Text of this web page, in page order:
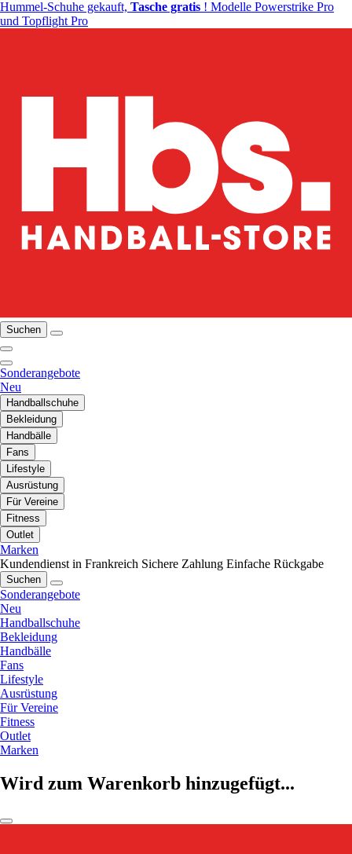
Hummel-Schuhe gekauft, Tasche gratis ! Modelle Powerstrike Pro
und Topflight Pro
Suchen
Sonderangebote
Neu
Handballschuhe
Bekleidung
Handbälle
Fans
Lifestyle
Ausrüstung
Für Vereine
Fitness
Outlet
Marken
Kundendienst in Frankreich Sichere Zahlung Einfache Rückgabe
Suchen
Sonderangebote
Neu
Handballschuhe
Bekleidung
Handbälle
Fans
Lifestyle
Ausrüstung
Für Vereine
Fitness
Outlet
Marken
Wird zum Warenkorb hinzugefügt...